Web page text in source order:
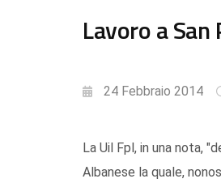
Lavoro a
24 Febbraio 2014
La Uil Fpl, in una nota,
Albanese la quale,